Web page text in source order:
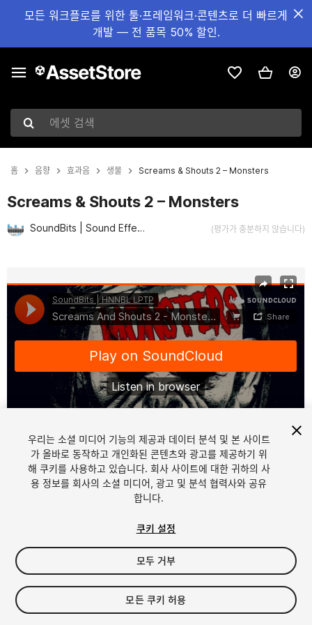
모든 워크플로를 위한 툴·프레임워크·콘텐츠로 더 빠르게
개발 — 전 품목 50% 할인.
에셋 검색
홈 음향 효과음 생물 Screams & Shouts 2 – Monsters
Screams & Shouts 2 – Monsters
SoundBits | Sound Effects (평가가 충분하지 않습니다)
1/2
$45
세금/부가세는 결제 시 반영됩니다.
우리는 소셜 미디어 기능의 제공과 데이터 분석 및 본 사이트
가 올바로 동작하고 개인화된 콘텐츠와 광고를 제공하기 위
해 쿠키를 사용하고 있습니다. 회사 사이트에 대한 귀하의 사
용 정보를 회사의 소셜 미디어, 광고 및 분석 협력사와 공유
합니다.
쿠키 설정
모두 거부
모든 쿠키 허용